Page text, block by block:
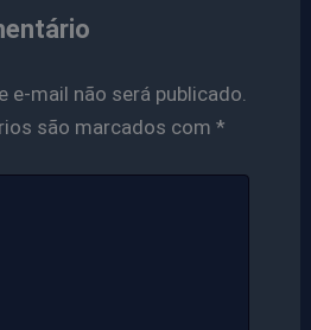
e-mail não será publicado.
são marcados com *